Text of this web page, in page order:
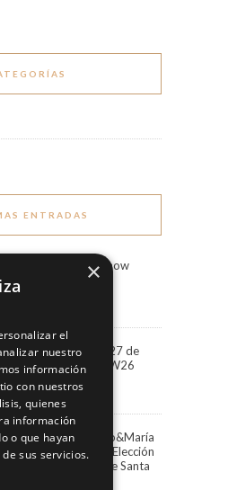
ENTRADAS
& María Fashion Show
la colección 2027 de
llega a BBFW26
2026
Vázquez elige Marco&María
presentar la Gala de Elección
Reina del Carnaval de Santa
×
el
nuestro
información
con nuestros
quienes
información
o que hayan
sus servicios.